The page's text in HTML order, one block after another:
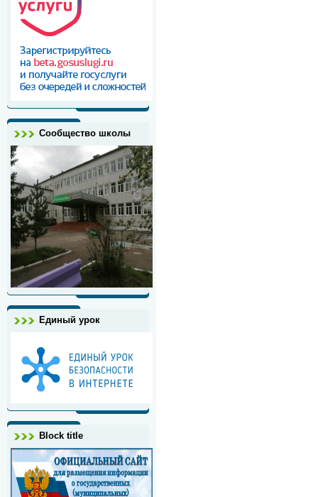
Сообщество школы
Единый урок
Block title